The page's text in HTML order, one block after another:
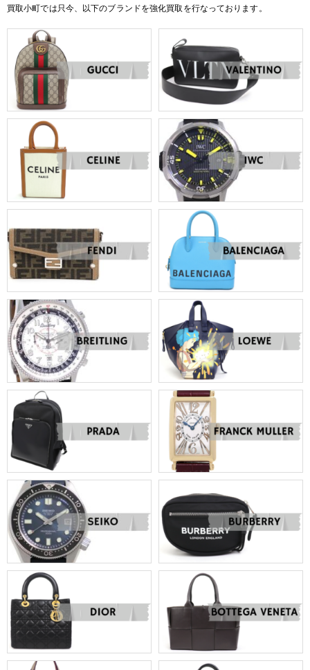
買取小町では只今、以下のブランドを強化買取を行なっております。